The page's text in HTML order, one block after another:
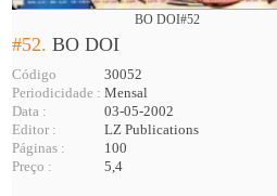
BO DOI#52
#52.BO DOI
Código
30052
Periodicidade : Mensal
Data :
03-05-2002
Editor :
LZ Publications
Páginas :
100
Preço :
5,4